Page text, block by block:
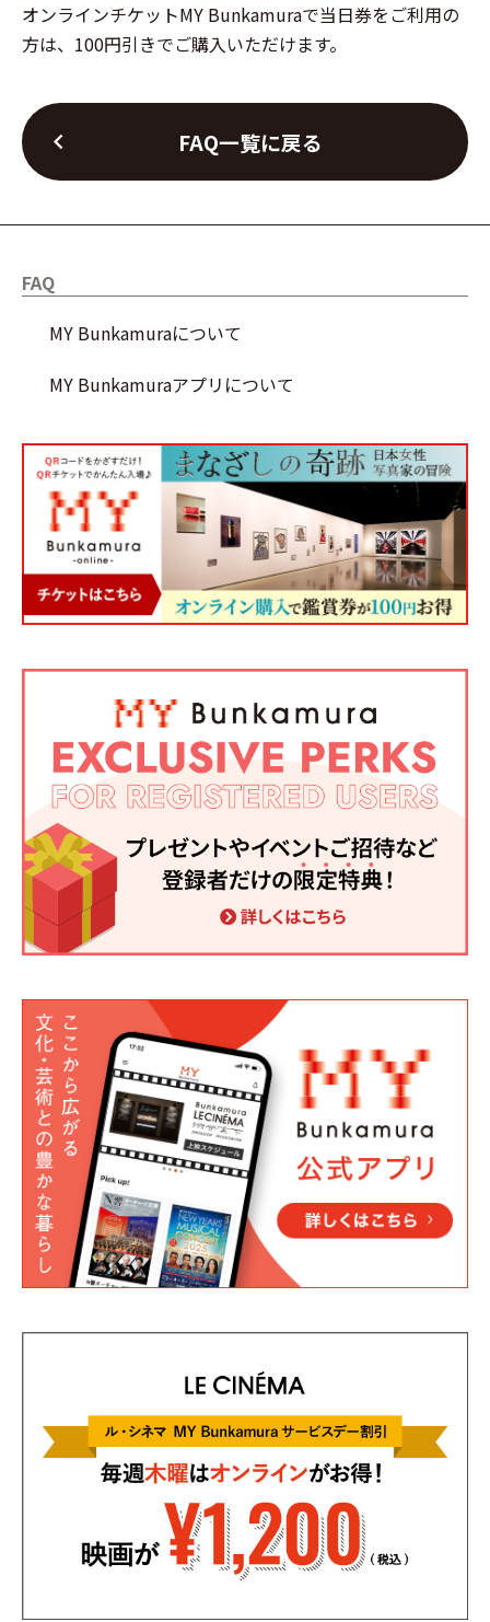
オンラインチケットMY Bunkamuraで当日券をご利用の
方は、100円引きでご購入いただけます。
chevron_left FAQ一覧に戻る
FAQ
MY Bunkamuraについて
MY Bunkamuraアプリについて